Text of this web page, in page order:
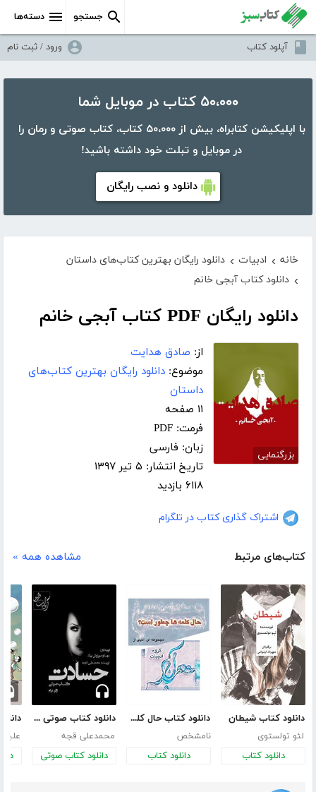
دسته‌ها جستجو
آپلود کتاب ورود / ثبت نام
۵۰،۰۰۰ کتاب در موبایل شما
با اپلیکیشن کتابراه، بیش از ۵۰،۰۰۰ کتاب، کتاب صوتی و رمان را
در موبایل و تبلت خود داشته باشید!
دانلود و نصب رایگان
خانه › ادبیات › دانلود رایگان بهترین کتاب‌های داستان
› دانلود کتاب آبجی خانم
دانلود رایگان PDF کتاب آبجی خانم
بزرگنمایی
از: صادق هدایت
موضوع: دانلود رایگان بهترین کتاب‌های
داستان
۱۱ صفحه
فرمت: PDF
زبان: فارسی
تاریخ انتشار: ۵ تیر ۱۳۹۷
۶۱۱۸ بازدید
اشتراک گذاری کتاب در تلگرام
کتاب‌های مرتبط مشاهده همه »
دانلود کتاب شیطان
لئو تولستوی
دانلود کتاب
دانلود کتاب حال کلمه‌ها چطور است؟
نامشخص
دانلود کتاب
دانلود کتاب صوتی حسادت
محمدعلی قجه
دانلود کتاب صوتی